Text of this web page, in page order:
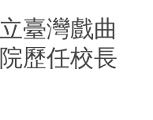
臺灣戲曲
歷任校長